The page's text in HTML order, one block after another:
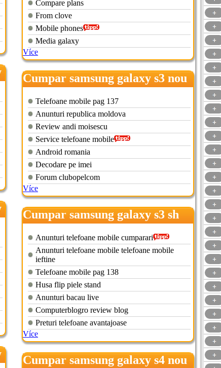
Compare plans
From clove
Mobile phones
Media galaxy
Více
Cumpar samsung galaxy s3 nou
Telefoane mobile pag 137
Anunturi republica moldova
Review andi moisescu
Service telefoane mobile
Android romania
Decodare pe imei
Forum clubopelcom
Více
Cumpar samsung galaxy s3 sh
Anunturi telefoane mobile cumparari
Anunturi telefoane mobile telefoane mobile
ieftine
Telefoane mobile pag 138
Husa flip piele stand
Anunturi bacau live
Computerblogro review blog
Preturi telefoane avantajoase
Více
Cumpar samsung galaxy s4 nou